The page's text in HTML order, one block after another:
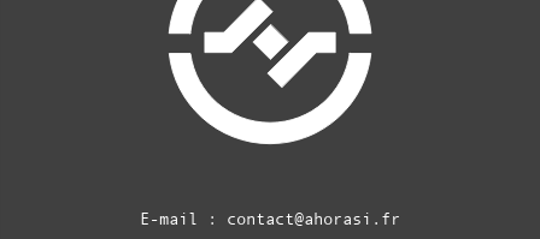
E-mail : contact@ahorasi.fr